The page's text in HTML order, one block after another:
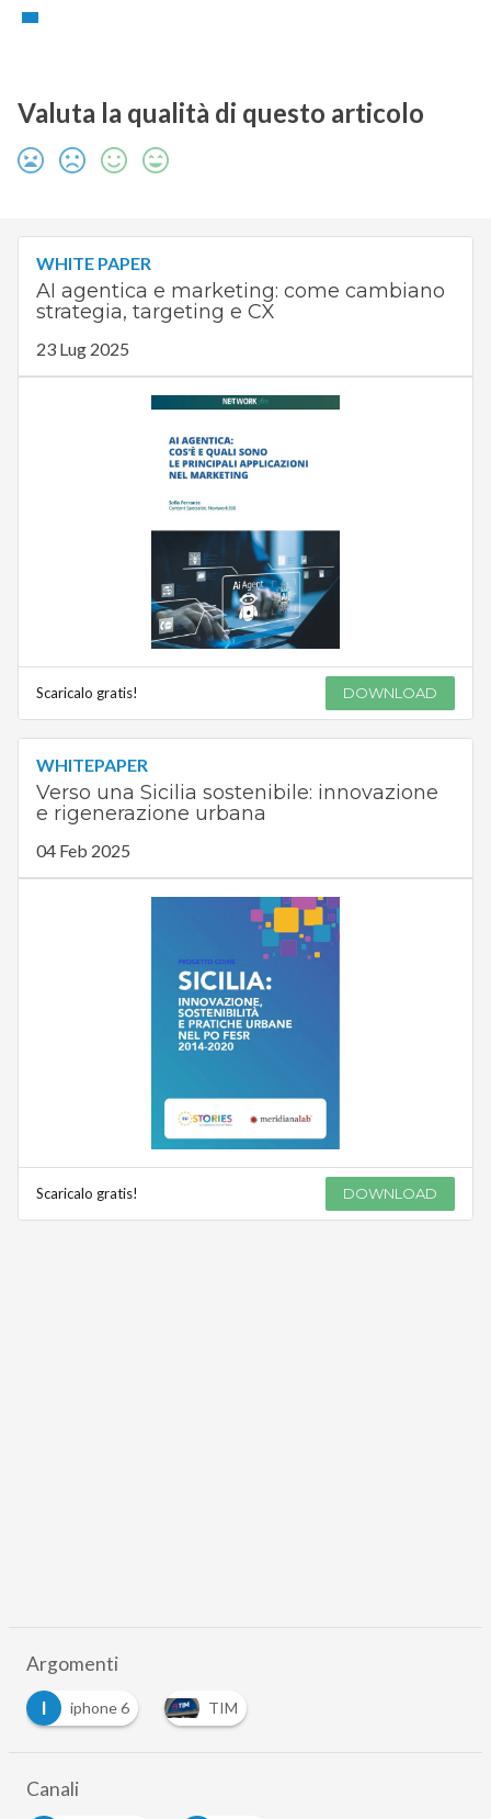
Valuta la qualità di questo articolo
WHITE PAPER
AI agentica e marketing: come cambiano
strategia, targeting e CX
23 Lug 2025
Scaricalo gratis! DOWNLOAD
WHITEPAPER
Verso una Sicilia sostenibile: innovazione
e rigenerazione urbana
04 Feb 2025
Scaricalo gratis! DOWNLOAD
Argomenti
I
iphone 6 TIM
Canali